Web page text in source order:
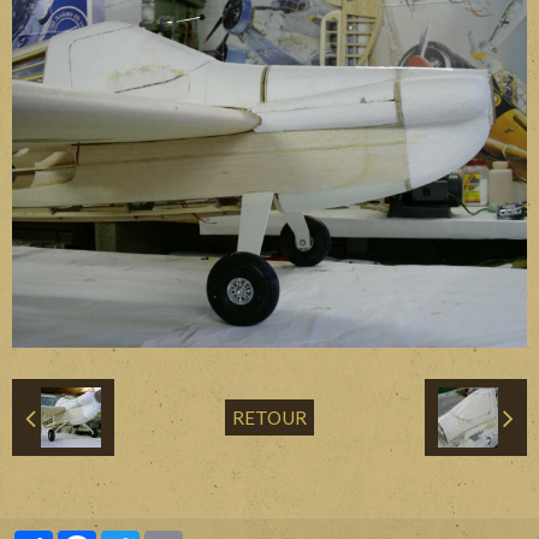
Divers
Liens
Contact
RETOUR